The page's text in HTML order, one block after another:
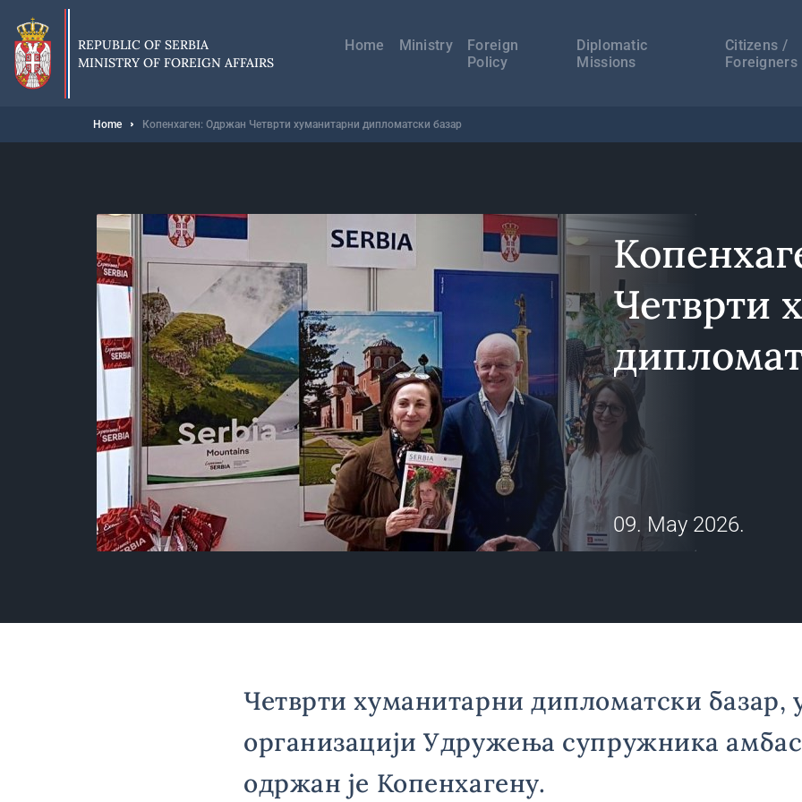
main
content
REPUBLIC OF SERBIA
MINISTRY OF FOREIGN AFFAIRS
навигација
Home Ministry
Foreign
Policy
Diplomatic
Missions
Citizens /
Foreigners
Breadcrumb
Home Копенхаген: Одржан Четврти хуманитарни дипломатски базар
Четврти
09. May 2026.
Четврти хуманитарни дипломатски базар,
организацији Удружења супружника
одржан је Копенхагену.